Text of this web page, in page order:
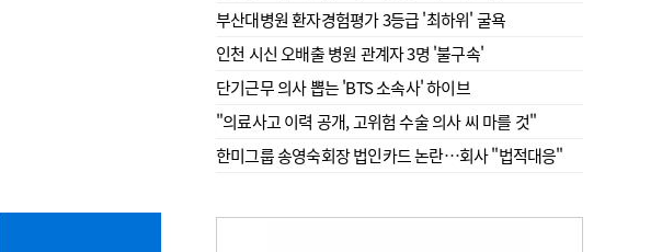
부산대병원 환자경험평가 3등급 '최하위' 굴욕
인천 시신 오배출 병원 관계자 3명 '불구속'
단기근무 의사 뽑는 'BTS 소속사' 하이브
"의료사고 이력 공개, 고위험 수술 의사 씨 마를 것"
한미그룹 송영숙회장 법인카드 논란…회사 "법적대응"